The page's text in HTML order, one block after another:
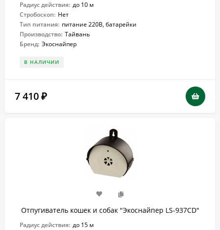
Радиус действия: до 10 м
Стробоскоп: Нет
Тип питания: питание 220В, батарейки
Производство: Тайвань
Бренд: Экоснайпер
В НАЛИЧИИ
7 410 ₽
Отпугиватель кошек и собак "Экоснайпер LS-937CD"
Радиус действия: до 15 м